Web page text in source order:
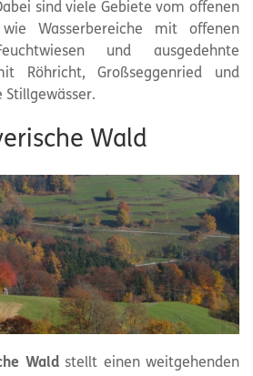
sind viele Gebiete vom offenen
wie Wasserbereiche mit offenen
und ausgedehnte
Röhricht, Großseggenried und
Stillgewässer.
Wald
Waldstellt einen weitgehenden